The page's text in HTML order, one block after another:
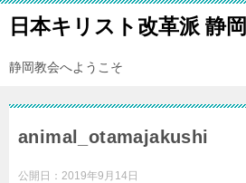
日本キリスト改革派 静
静岡教会へようこそ
animal_otamajakushi
公開日： 2019年9月14日